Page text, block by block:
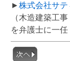
►株式会社サテ
（木造建築工
を弁護士に一